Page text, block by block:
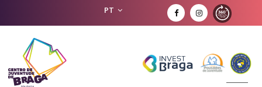
PT